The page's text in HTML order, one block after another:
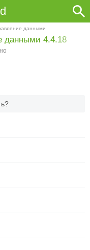
данными
данными 4.4.18